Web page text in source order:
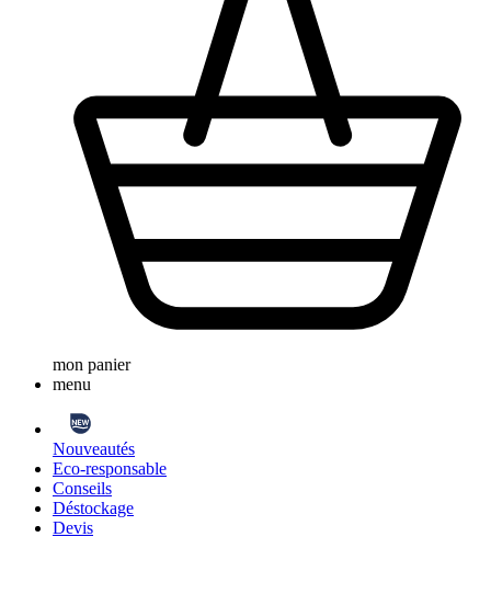
mon panier
menu
Nouveautés
Eco-responsable
Conseils
Déstockage
Devis